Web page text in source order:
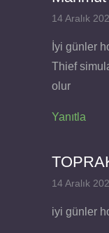
14 Aralık
İyi günler
Thief
olur
Yanıtla
14 Aralık
iyi günler